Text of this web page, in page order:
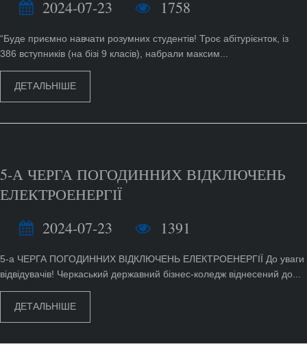
2024-07-23
1758
“Буде приємно навчати розумних студентів! Троє абітурієнток, із
386 вступників (на бізі 9 класів), набрали максим...
ДЕТАЛЬНІШЕ
5-А ЧЕРГА ПОГОДИННИХ ВІДКЛЮЧЕНЬ
ЕЛЕКТРОЕНЕРГІЇ
2024-07-23
1391
5-а ЧЕРГА ПОГОДИННИХ ВІДКЛЮЧЕНЬ ЕЛЕКТРОЕНЕРГІЇ До уваги
відвідувачів! Черкаський державний бізнес-коледж віднесений до...
ДЕТАЛЬНІШЕ